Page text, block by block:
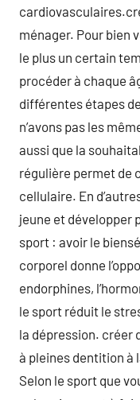
ménager. Pour bien
le plus un certain
procéder à chaque
différentes étapes
n’avons pas les
aussi que la
régulière permet de
cellulaire. En
jeune et développer
sport : avoir le
corporel donne
endorphines,
le sport réduit le
la dépression. créer
à pleines dentition à
Selon le sport que